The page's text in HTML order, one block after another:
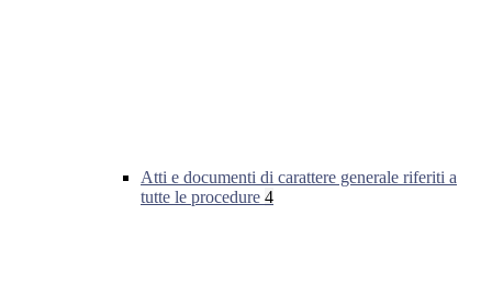
Atti e documenti di carattere generale riferiti a
tutte le procedure 4